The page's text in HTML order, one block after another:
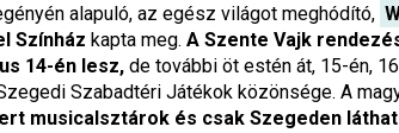
alapuló, az egész világot meghódító,
Színház kapta meg. A Szente Vajk
14-én lesz, de további öt estén át, 15-én,
Szabadtéri Játékok közönsége. A
musicalsztárok és csak Szegeden